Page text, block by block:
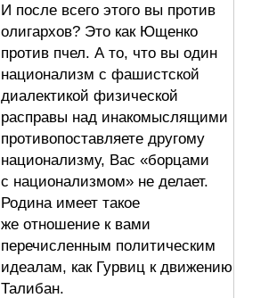
И после всего этого вы против
олигархов? Это как Ющенко
против пчел. А то, что вы один
национализм с фашистской
диалектикой физической
расправы над инакомыслящими
противопоставляете другому
национализму, Вас «борцами
с национализмом» не делает.
Родина имеет такое
же отношение к вами
перечисленным политическим
идеалам, как Гурвиц к движению
Талибан.